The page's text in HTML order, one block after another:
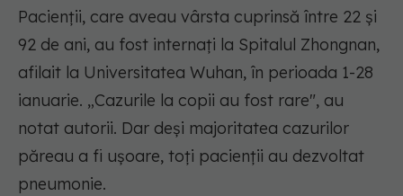
Pacienții, care aveau vârsta cuprinsă între 22 și
92 de ani, au fost internați la Spitalul Zhongnan,
afilait la Universitatea Wuhan, în perioada 1-28
ianuarie. „Cazurile la copii au fost rare", au
notat autorii. Dar deși majoritatea cazurilor
păreau a fi ușoare, toți pacienții au dezvoltat
pneumonie.